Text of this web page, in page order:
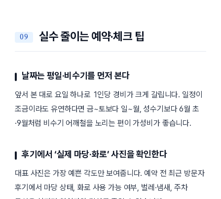
실수 줄이는 예약·체크 팁
날짜는 평일·비수기를 먼저 본다
앞서 본 대로 요일 하나로 1인당 경비가 크게 갈립니다. 일정이
조금이라도 유연하다면 금~토보다 일~월, 성수기보다 6월 초
·9월처럼 비수기 어깨철을 노리는 편이 가성비가 좋습니다.
후기에서 ‘실제 마당·화로’ 사진을 확인한다
대표 사진은 가장 예쁜 각도만 보여줍니다. 예약 전 최근 방문자
후기에서 마당 상태, 화로 사용 가능 여부, 벌레·냄새, 주차